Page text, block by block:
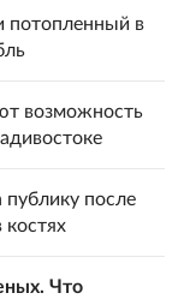
потопленный в
возможность
после
костях
Что